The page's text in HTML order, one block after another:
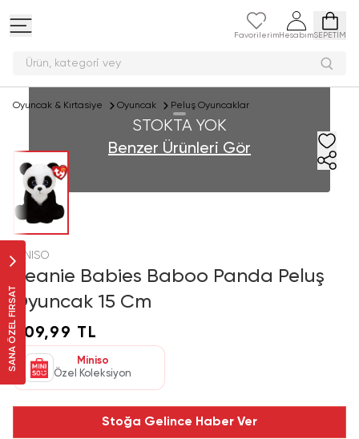
Favorilerim HesabımSEPETİM
Ürün, kategori
SANA ÖZEL FIRSAT
Oyuncak & Kırtasiye Oyuncak Peluş Oyuncaklar
STOKTA YOK
Benzer Ürünleri Gör
MINISO
Beanie Babies Baboo Panda Peluş
Oyuncak 15 Cm
309,99 TL
Miniso
Özel Koleksiyon
Stoğa Gelince Haber Ver